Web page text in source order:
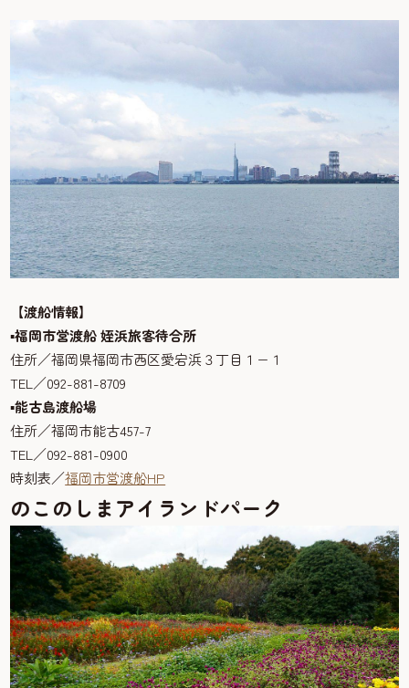
【渡船情報】
▪福岡市営渡船 姪浜旅客待合所
住所／福岡県福岡市西区愛宕浜３丁目１−１
TEL／092-881-8709
▪能古島渡船場
住所／福岡市能古457-7
TEL／092-881-0900
時刻表／福岡市営渡船HP
のこのしまアイランドパーク